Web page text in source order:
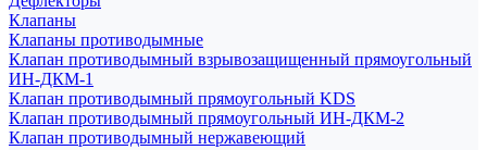
Клапаны
Клапаны противодымные
Клапан противодымный взрывозащищенный прямоугольный
ИН-ДКМ-1
Клапан противодымный прямоугольный KDS
Клапан противодымный прямоугольный ИН-ДКМ-2
Клапан противодымный нержавеющий